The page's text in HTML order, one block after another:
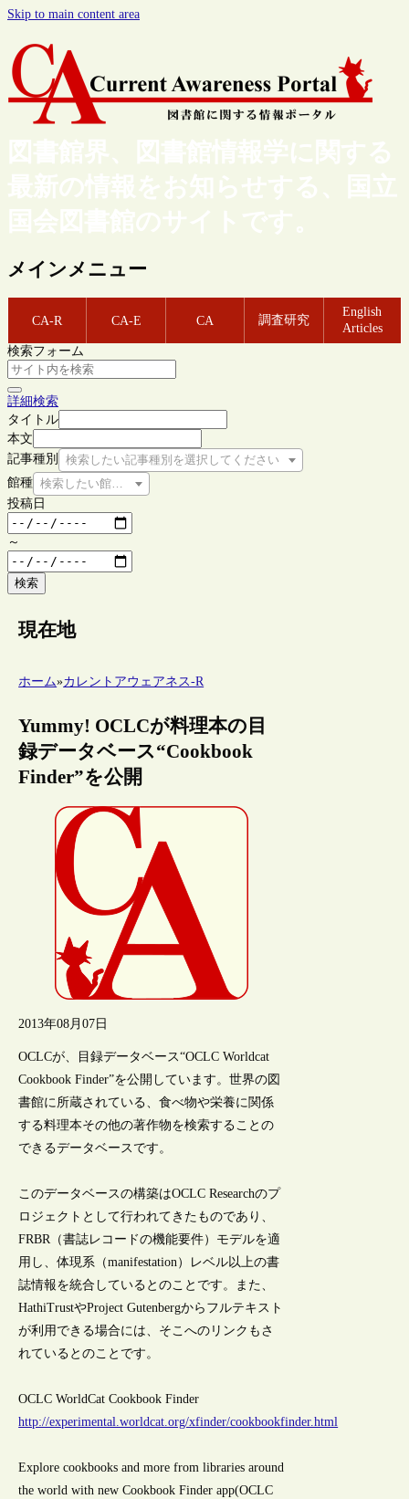
Skip to main content area
図書館界、図書館情報学に関する
最新の情報をお知らせする、国立
国会図書館のサイトです。
メインメニュー
CA-R CA-E CA 調査研究
English
Articles
検索フォーム
詳細検索
タイトル
本文
記事種別
検索したい記事種別を選択してください
館種 検索したい館種を選択してください
投稿日
～
検索
現在地
ホーム»カレントアウェアネス-R
Yummy! OCLCが料理本の目
録データベース“Cookbook
Finder”を公開
2013年08月07日
OCLCが、目録データベース“OCLC Worldcat
Cookbook Finder”を公開しています。世界の図
書館に所蔵されている、食べ物や栄養に関係
する料理本その他の著作物を検索することの
できるデータベースです。
このデータベースの構築はOCLC Researchのプ
ロジェクトとして行われてきたものであり、
FRBR（書誌レコードの機能要件）モデルを適
用し、体現系（manifestation）レベル以上の書
誌情報を統合しているとのことです。また、
HathiTrustやProject Gutenbergからフルテキスト
が利用できる場合には、そこへのリンクもさ
れているとのことです。
OCLC WorldCat Cookbook Finder
http://experimental.worldcat.org/xfinder/cookbookfinder.html
Explore cookbooks and more from libraries around
the world with new Cookbook Finder app(OCLC